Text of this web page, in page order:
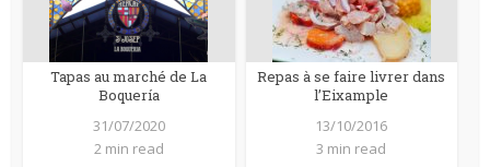
Tapas au marché de La
Boquería
31/07/2020
2 min read
Repas à se faire livrer dans
l’Eixample
13/10/2016
3 min read